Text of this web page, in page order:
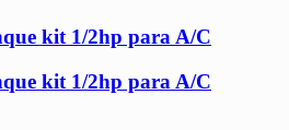
kit 1/2hp para A/C
kit 1/2hp para A/C